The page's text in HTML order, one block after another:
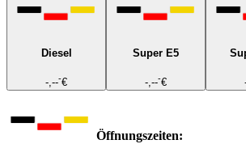
Diesel
-,---€
Super E5
-,---€
Öffnungszeiten: